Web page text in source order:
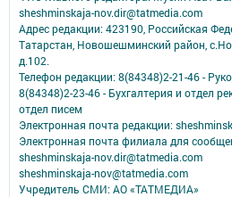
sheshminskaja-nov.dir@tatmedia.com
Адрес редакции: 423190, Российская
Татарстан, Новошешминский район,
д.102.
Телефон редакции: 8(84348)2-21-46 -
8(84348)2-23-46 - Бухгалтерия и отдел
отдел писем
Электронная почта редакции:
Электронная почта филиала для
sheshminskaja-nov.dir@tatmedia.com
sheshminskaja-nov@tatmedia.com
Учредитель СМИ: АО «ТАТМЕДИА»